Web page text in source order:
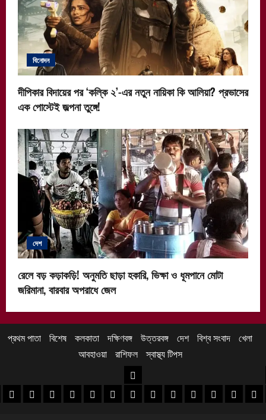
বিনোদন
দীপিকার বিদায়ের পর ‘কল্কি ২’-এর নতুন নায়িকা কি আলিয়া? প্রভাসের
এক পোস্টেই জল্পনা তুঙ্গে!
দেশ
রেলে বড় কড়াকড়ি! অনুমতি ছাড়া হকারি, ভিক্ষা ও ধূমপানে মোটা
জরিমানা, বারবার অপরাধে জেল
প্রথম পাতা বিশেষ কলকাতা দক্ষিণবঙ্গ উত্তরবঙ্গ দেশ বিশ্ব সংবাদ খেলা
আবহাওয়া
রাশিফল স্বাস্থ্য টিপস
খবর
খবর
পুরুলিয়া খবর
বাঁকুড়া খবরপশ্চিম বর্ধমান খবর
পূর্ব বর্ধমান খবর
বীরভূম খবরমুর্শিদাবাদ খবর
উত্তরবঙ্গ
কোচবিহার নিউজ
আলিপুরদুয়ার খবর
জলপাইগুড়ি খবর
শিলিগুড়ি খবর
উত্তরদক্ষিণ